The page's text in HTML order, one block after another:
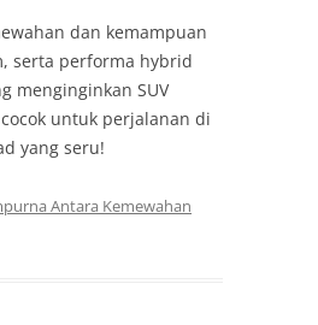
dan kemampuan
serta performa hybrid
menginginkan SUV
untuk perjalanan di
yang seru!
Antara Kemewahan